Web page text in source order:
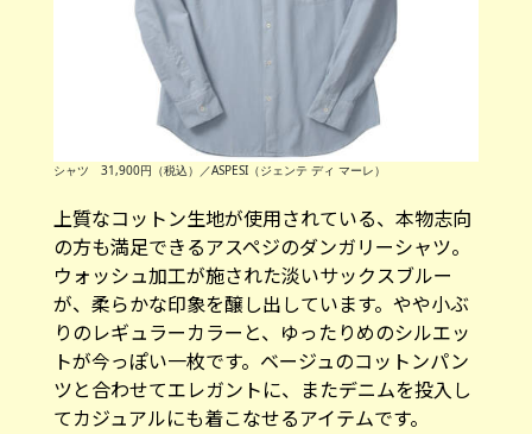
シャツ 31,900円（税込）／ASPESI（ジェンテ ディ マーレ）
上質なコットン生地が使用されている、本物志向
の方も満足できるアスペジのダンガリーシャツ。
ウォッシュ加工が施された淡いサックスブルー
が、柔らかな印象を醸し出しています。やや小ぶ
りのレギュラーカラーと、ゆったりめのシルエッ
トが今っぽい一枚です。ベージュのコットンパン
ツと合わせてエレガントに、またデニムを投入し
てカジュアルにも着こなせるアイテムです。